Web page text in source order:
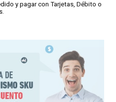
mediante transferencia debe enviar
pagos@trade29.cl